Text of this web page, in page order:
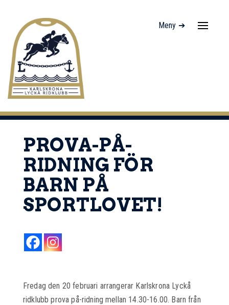
Meny ➔
PROVA-PÅ-
RIDNING FÖR
BARN PÅ
SPORTLOVET!
Fredag den 20 februari arrangerar Karlskrona Lyckå
ridklubb prova på-ridning mellan 14.30-16.00. Barn från